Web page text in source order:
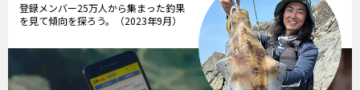
登録メンバー25万人から集まった釣果
を見て傾向を探ろう。（2023年9月）